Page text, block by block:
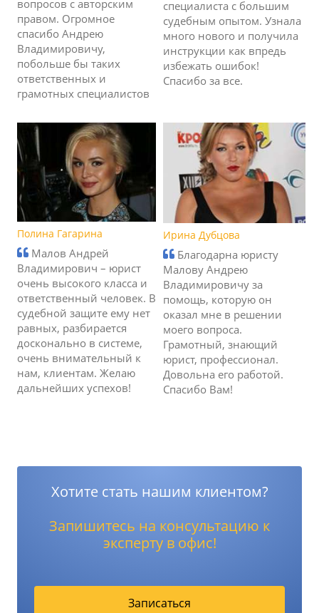
вопросов с авторским
правом. Огромное
спасибо Андрею
Владимировичу,
побольше бы таких
ответственных и
грамотных специалистов
специалиста с большим
судебным опытом. Узнала
много нового и получила
инструкции как впредь
избежать ошибок!
Спасибо за все.
Полина Гагарина
Малов Андрей
Владимирович – юрист
очень высокого класса и
ответственный человек. В
судебной защите ему нет
равных, разбирается
досконально в системе,
очень внимательный к
нам, клиентам. Желаю
дальнейших успехов!
Ирина Дубцова
Благодарна юристу
Малову Андрею
Владимировичу за
помощь, которую он
оказал мне в решении
моего вопроса.
Грамотный, знающий
юрист, профессионал.
Довольна его работой.
Спасибо Вам!
Хотите стать нашим клиентом?
Запишитесь на консультацию к
эксперту в офис!
Записаться